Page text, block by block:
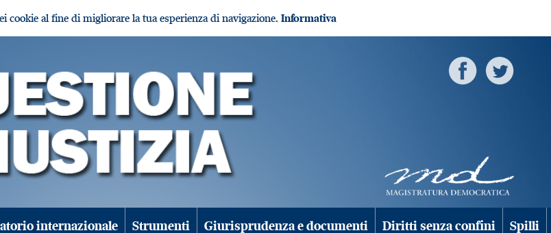
cookie al fine di migliorare la tua esperienza di navigazione. Informativa
internazionale Strumenti Giurisprudenza e documenti Diritti senza confini Spilli